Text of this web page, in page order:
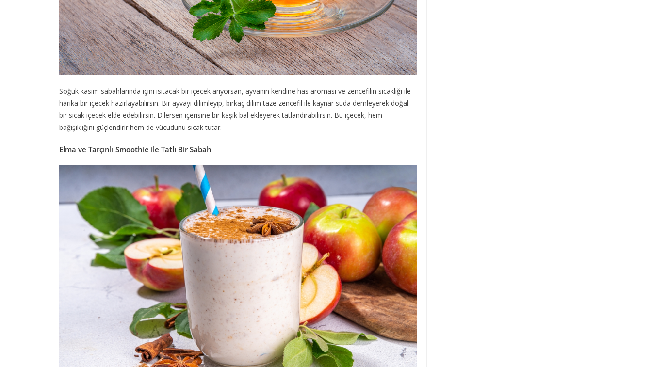
Soğuk kasım sabahlarında içini ısıtacak bir içecek arıyorsan, ayvanın kendine has aroması ve zencefilin sıcaklığı ile
harika bir içecek hazırlayabilirsin. Bir ayvayı dilimleyip, birkaç dilim taze zencefil ile kaynar suda demleyerek doğal
bir sıcak içecek elde edebilirsin. Dilersen içerisine bir kaşık bal ekleyerek tatlandırabilirsin. Bu içecek, hem
bağışıklığını güçlendirir hem de vücudunu sıcak tutar.
Elma ve Tarçınlı Smoothie ile Tatlı Bir Sabah